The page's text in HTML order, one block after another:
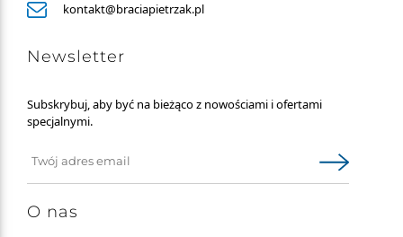
O nas
Newsletter
Subskrybuj, aby być na bieżąco z nowościami i ofertami
specjalnymi.
kontakt@braciapietrzak.pl